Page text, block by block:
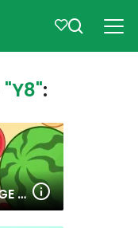
"Y8":
MERGE FRUIT